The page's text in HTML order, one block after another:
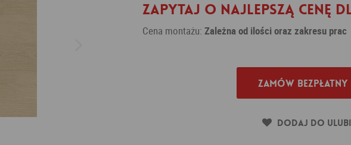
Zapytaj o najlepszą cenę
Cena montażu: Zależna od ilości oraz zakresu prac
Zamów
Dodaj do